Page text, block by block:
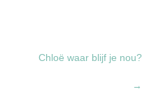
Chloë waar blijf je nou?
→